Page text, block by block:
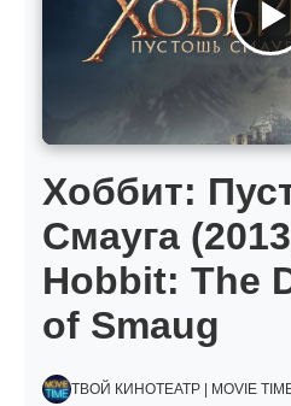
Хоббит:
Смауга
Hobbit: The
of Smaug
ТВОЙ КИНОТЕАТР | MOVIE